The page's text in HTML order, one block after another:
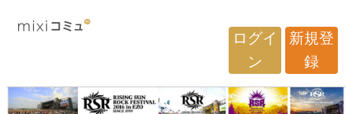
ログイ
ン
新規登
録